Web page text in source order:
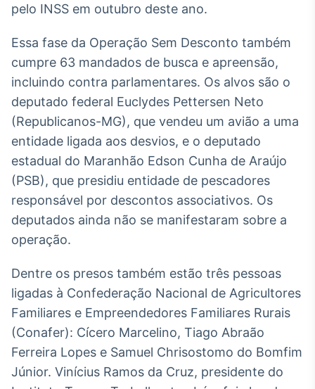
Broadcast
Componentes
para conteúdos e
funcionalidades
Broadcast
Wallboard
Conteúdos e
displays e telas
Curadoria
Curadoria de
conteúdos
noticiosos
Soluções de
Tecnologia
Radar
pelo INSS em outubro deste ano.
Essa fase da Operação Sem Desconto também
cumpre 63 mandados de busca e apreensão,
incluindo contra parlamentares. Os alvos são o
deputado federal Euclydes Pettersen Neto
(Republicanos-MG), que vendeu um avião a uma
entidade ligada aos desvios, e o deputado
estadual do Maranhão Edson Cunha de Araújo
(PSB), que presidiu entidade de pescadores
responsável por descontos associativos. Os
deputados ainda não se manifestaram sobre a
operação.
Dentre os presos também estão três pessoas
ligadas à Confederação Nacional de Agricultores
Familiares e Empreendedores Familiares Rurais
(Conafer): Cícero Marcelino, Tiago Abraão
Ferreira Lopes e Samuel Chrisostomo do Bomfim
Júnior. Vinícius Ramos da Cruz, presidente do